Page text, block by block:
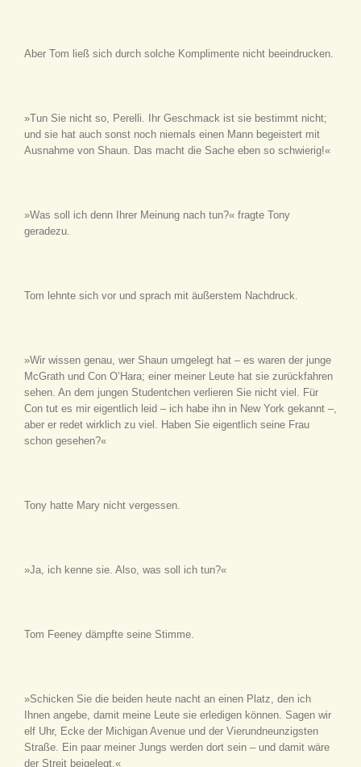
Aber Tom ließ sich durch solche Komplimente nicht beeindrucken.
»Tun Sie nicht so, Perelli. Ihr Geschmack ist sie bestimmt nicht;
und sie hat auch sonst noch niemals einen Mann begeistert mit
Ausnahme von Shaun. Das macht die Sache eben so schwierig!«
»Was soll ich denn Ihrer Meinung nach tun?« fragte Tony
geradezu.
Tom lehnte sich vor und sprach mit äußerstem Nachdruck.
»Wir wissen genau, wer Shaun umgelegt hat – es waren der junge
McGrath und Con O’Hara; einer meiner Leute hat sie zurückfahren
sehen. An dem jungen Studentchen verlieren Sie nicht viel. Für
Con tut es mir eigentlich leid – ich habe ihn in New York gekannt –,
aber er redet wirklich zu viel. Haben Sie eigentlich seine Frau
schon gesehen?«
Tony hatte Mary nicht vergessen.
»Ja, ich kenne sie. Also, was soll ich tun?«
Tom Feeney dämpfte seine Stimme.
»Schicken Sie die beiden heute nacht an einen Platz, den ich
Ihnen angebe, damit meine Leute sie erledigen können. Sagen wir
elf Uhr, Ecke der Michigan Avenue und der Vierundneunzigsten
Straße. Ein paar meiner Jungs werden dort sein – und damit wäre
der Streit beigelegt.«